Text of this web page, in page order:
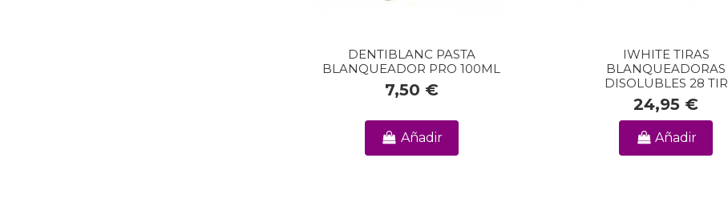
DENTIBLANC PASTA
BLANQUEADOR PRO 100ML
7,50 €
Añadir
IWHITE TIRAS
BLANQUEADORAS
DISOLUBLES 28 TIR
24,95 €
Añadir